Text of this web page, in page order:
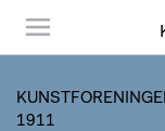
1911